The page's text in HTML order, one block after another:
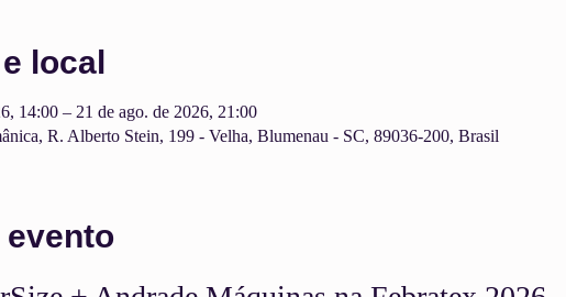
local
14:00 – 21 de ago. de 2026, 21:00
R. Alberto Stein, 199 - Velha, Blumenau - SC, 89036-200, Brasil
evento